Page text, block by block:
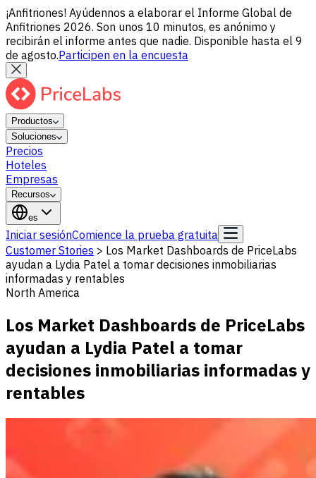
¡Anfitriones! Ayúdennos a elaborar el Informe Global de
Anfitriones 2026. Son unos 10 minutos, es anónimo y
recibirán el informe antes que nadie. Disponible hasta el 9
de agosto.Participen en la encuesta
Productos
Soluciones
Precios
Hoteles
Empresas
Recursos
es
Iniciar sesiónComience la prueba gratuita
Customer Stories > Los Market Dashboards de PriceLabs
ayudan a Lydia Patel a tomar decisiones inmobiliarias
informadas y rentables
North America
Los Market Dashboards de PriceLabs
ayudan a Lydia Patel a tomar
decisiones inmobiliarias informadas y
rentables